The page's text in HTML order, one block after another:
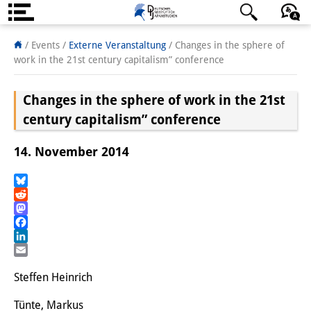
Über uns
Institut
Team
Institutsleitung
Forschungsteam
GastwissenschaftlerInnen
StipendiatInnen
日本語 English Deutsch
/ Events / Externe Veranstaltung / Changes in the sphere of
work in the 21st century capitalism” conference
Changes in the sphere of work in the 21st
century capitalism” conference
14. November 2014
Bluesky
Reddit
Mastodon
Facebook
LinkedIn
Steffen Heinrich
Tünte, Markus